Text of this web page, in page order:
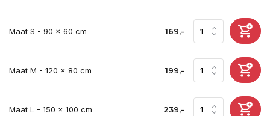
Maat S - 90 x 60 cm 169,-
Maat M - 120 x 80 cm 199,-
Maat L - 150 x 100 cm 239,-